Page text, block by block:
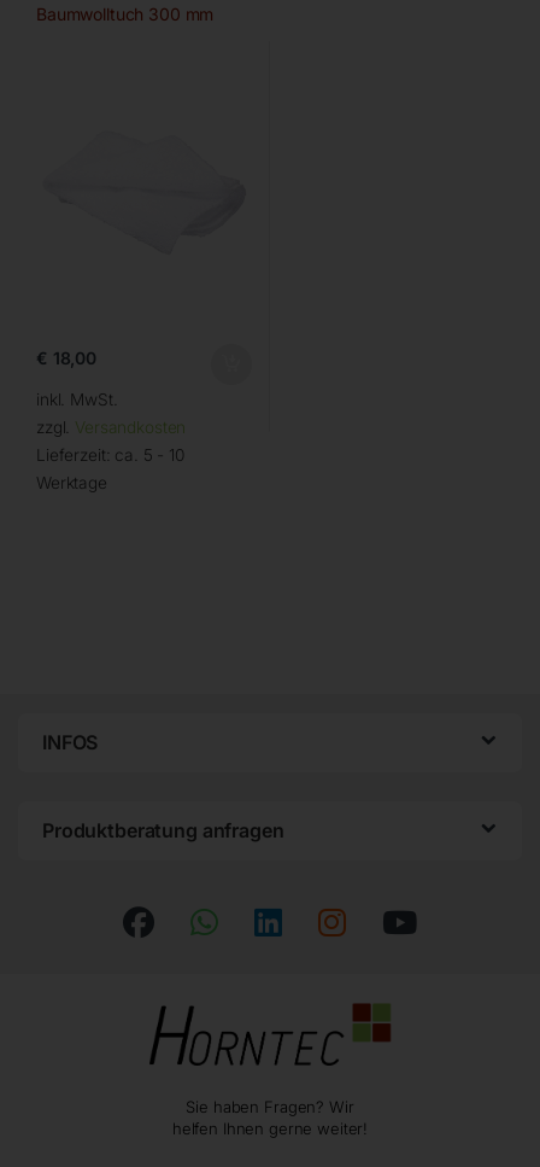
Baumwolltuch 300 mm
€ 18,00
inkl. MwSt.
zzgl. Versandkosten
Lieferzeit: ca. 5 - 10
Werktage
INFOS
Produktberatung anfragen
Sie haben Fragen? Wir
helfen Ihnen gerne weiter!